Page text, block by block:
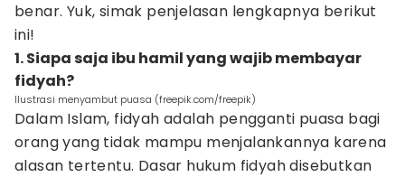
benar. Yuk, simak penjelasan lengkapnya berikut
ini!
1. Siapa saja ibu hamil yang wajib membayar
fidyah?
Ilustrasi menyambut puasa (freepik.com/freepik)
Dalam Islam, fidyah adalah pengganti puasa bagi
orang yang tidak mampu menjalankannya karena
alasan tertentu. Dasar hukum fidyah disebutkan